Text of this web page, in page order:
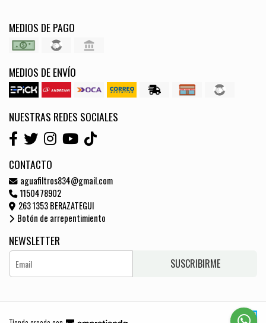
MEDIOS DE PAGO
MEDIOS DE ENVÍO
NUESTRAS REDES SOCIALES
CONTACTO
aguafiltros834@gmail.com
1150478902
263 1353 BERAZATEGUI
Botón de arrepentimiento
NEWSLETTER
SUSCRIBIRME